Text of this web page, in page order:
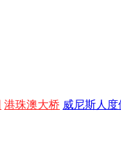
港珠澳大桥 威尼斯人度